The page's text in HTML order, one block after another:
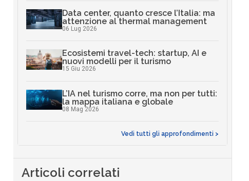
Data center, quanto cresce l’Italia: ma
attenzione al thermal management
06 Lug 2026
Ecosistemi travel-tech: startup, AI e
nuovi modelli per il turismo
15 Giu 2026
L’IA nel turismo corre, ma non per tutti:
la mappa italiana e globale
08 Mag 2026
Vedi tutti gli approfondimenti >
Articoli correlati